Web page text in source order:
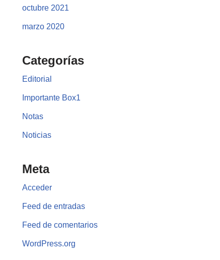
octubre 2021
marzo 2020
Categorías
Editorial
Importante Box1
Notas
Noticias
Meta
Acceder
Feed de entradas
Feed de comentarios
WordPress.org